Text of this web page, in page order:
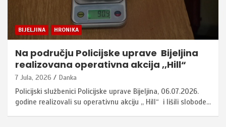
BIJELJINA HRONIKA
Na području Policijske uprave Bijeljina
realizovana operativna akcija ,,Hill“
7 Jula, 2026 Danka
Policijski službenici Policijske uprave Bijeljina, 06.07.2026.
godine realizovali su operativnu akciju ,, Hill“ i lišili slobode…